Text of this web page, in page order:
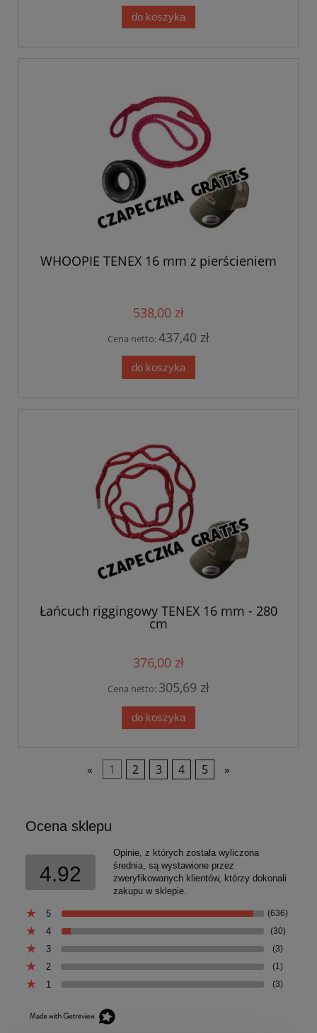
do koszyka
WHOOPIE TENEX 16 mm z pierścieniem
538,00 zł
Cena netto:437,40 zł
do koszyka
Łańcuch riggingowy TENEX 16 mm - 280
cm
376,00 zł
Cena netto: 305,69 zł
do koszyka
« 1 2 3 4 5 »
Ocena sklepu
4.92
Opinie, z których została wyliczona
średnia, są wystawione przez
zweryfikowanych klientów, którzy dokonali
zakupu w sklepie.
5 (636)
4 (30)
3 (3)
2 (1)
1 (3)